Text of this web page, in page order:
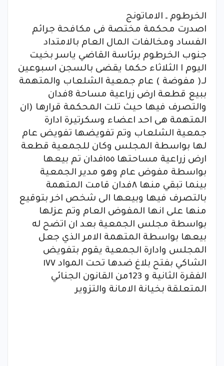
الخرطوم ـ الاماتونج
اصدرت محكمة مختصة فى مكافحة جرائم
الفساد ومخالفات المال العام بالامتداد
جنوب الخرطوم برئاسة القاضي ياسر بخيت
اليوم ا الثلاثاء حكما يقضى بالسجن اسبوعين
لـ( مفوضة ) عام جمعية الشلعاب والمتهمة
ببيع قطعة ارض زراعية مساحة 8فدان
والتصرف فيها حيث تلت المحكمة قرارها (ان
المتهمة هى احد اعضاء وسكرتيرة ادارة
جمعية الشلعاب وتم تفويضها تفويض عام
لها بواسطة المجلس وكان للجمعية قطعة
ارض زراعية مساحتها ١٥٥فدان تم بيعها
بواسطة مفوض عام وهو مدير الجمعية
بينما تبقي منها ٨فدان قامت المتهمة
بالتصرف فيها وبيعها الى شخص اخر بتوقيع
منها على انها المفوض العام وتم عزلها
بواسطة مجلس الجمعية بعد ان اتضح له
بيعها بواسطة المتهمة الامر الذي جعل
المجلس وادارة الجمعية يقوم بتفويض
الشاكي بفتح بلاغ ضدها تحت المواد ١٧٧
الفقرة الثانية و 123من القانون الجنائي
المتعلقة بخيانة الامانة والتزوير